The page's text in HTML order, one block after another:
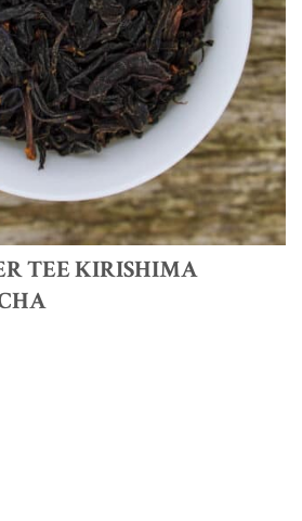
TEE KIRISHIMA